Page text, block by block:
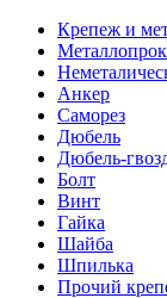
Крепеж и
Анкер
Саморез
Дюбель
Дюбель-
Болт
Винт
Гайка
Шайба
Шпилька
Прочий